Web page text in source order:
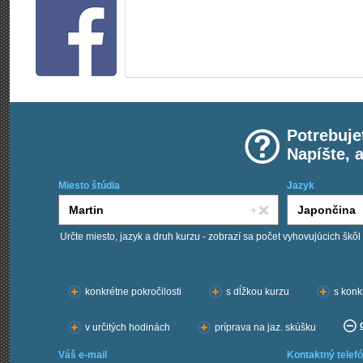
Napíšte,
Miesto štúdia Jazyk
Určte miesto, jazyk a druh kurzu - zobrazí sa počet vyhovujúcich škôl
konkrétne pokročilosti
s dĺžkou kurzu s
v určitých hodinách príprava na jaz. skúšku
Váš e-mail Kontaktný